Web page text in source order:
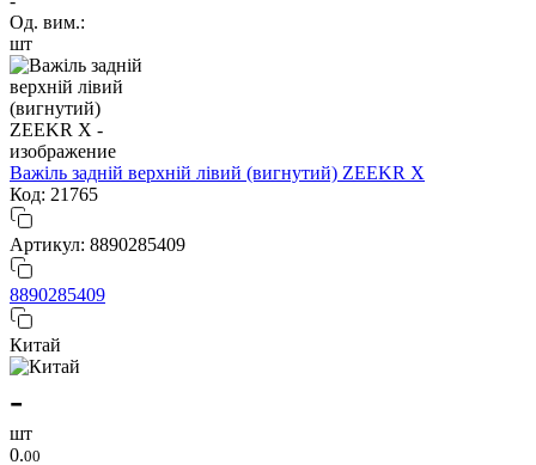
Од. вим.:
шт
Важіль задній верхній лівий (вигнутий) ZEEKR X
Код: 21765
Артикул: 8890285409
8890285409
Китай
-
шт
0.00